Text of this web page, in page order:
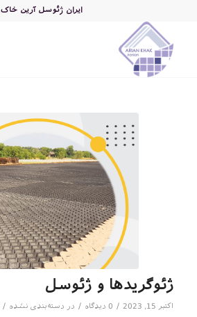
ایران ژئوسل آرین خاک
ژئوگریدها و ژئوسل
اکتبر 15, 2023 / 0 دیدگاه / در دسته‌بندی نشده /